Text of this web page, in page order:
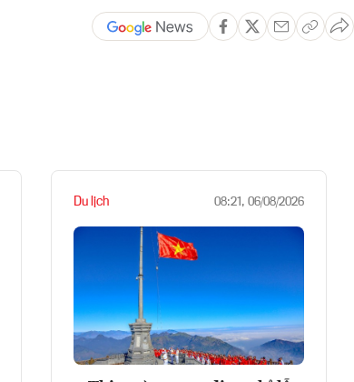
Du lịch 08:21, 06/08/2026